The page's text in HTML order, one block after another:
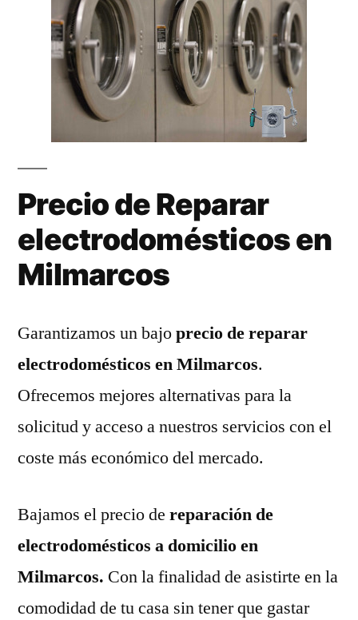
Precio de Reparar
electrodomésticos en
Milmarcos
Garantizamos un bajoprecio de reparar
electrodomésticos en Milmarcos.
Ofrecemos mejores alternativas para la
solicitud y acceso a nuestros servicios con el
coste más económico del mercado.
Bajamos el precio de reparación de
electrodomésticos a domicilio en
Milmarcos. Con la finalidad de asistirte en la
comodidad de tu casa sin tener que gastar